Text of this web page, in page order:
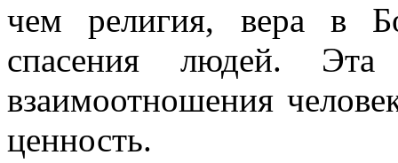
чем религия, вера в
спасения людей. Эта
взаимоотношения
ценность.